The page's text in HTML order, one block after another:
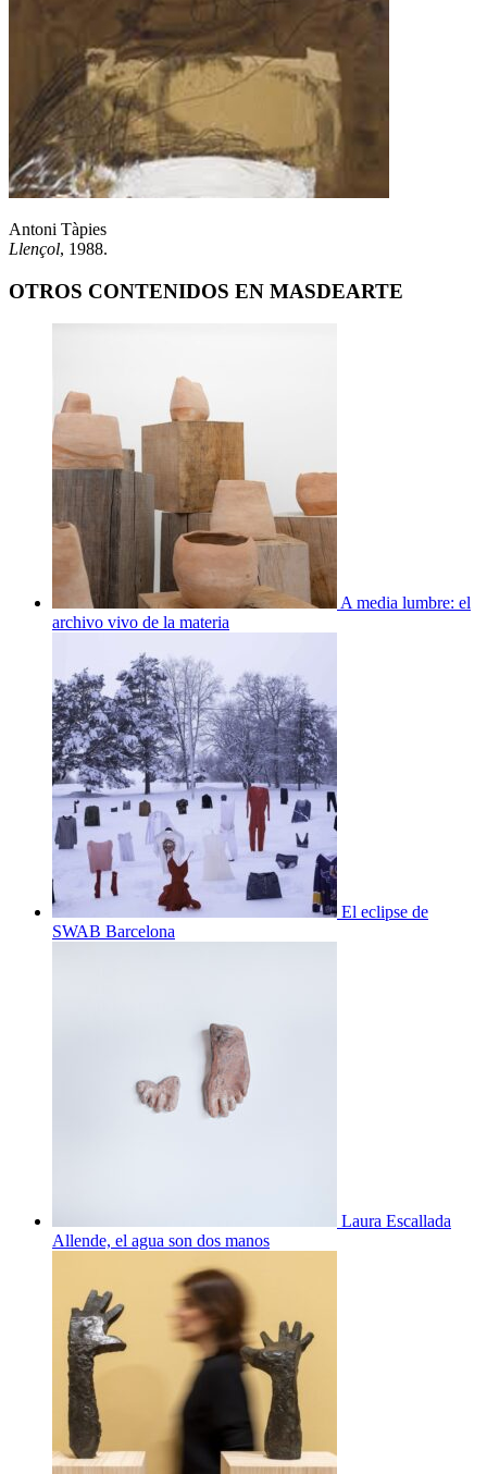
Antoni Tàpies
Llençol, 1988.
OTROS CONTENIDOS EN MASDEARTE
A media lumbre: el
archivo vivo de la materia
El eclipse de
SWAB Barcelona
Laura Escallada
Allende, el agua son dos manos